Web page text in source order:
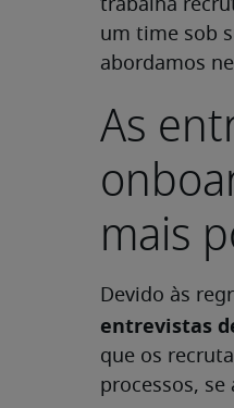
trabalha
um time sob
abordamos
As
mais
Devido às
entrevistas
que os
processos, se